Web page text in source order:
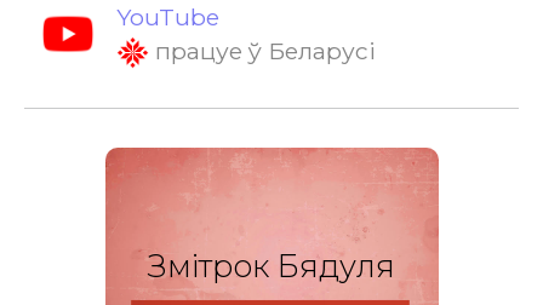
YouTube
працуе ў Беларусі
Змітрок Бядуля